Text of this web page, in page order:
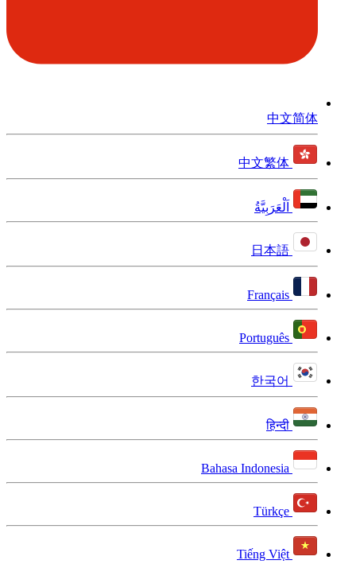
中文简体
中文繁体
اَلْعَرَبِيَّةُ
日本語
Français
Português
한국어
हिन्दी
Bahasa Indonesia
Türkçe
Tiếng Việt